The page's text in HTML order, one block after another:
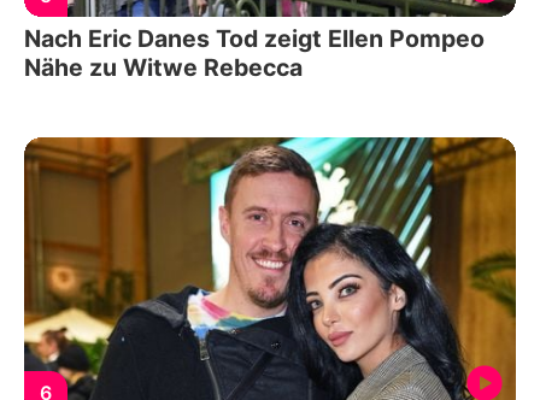
Nach Eric Danes Tod zeigt Ellen Pompeo
Nähe zu Witwe Rebecca
6